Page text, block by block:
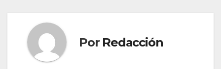
k
Por Redacción